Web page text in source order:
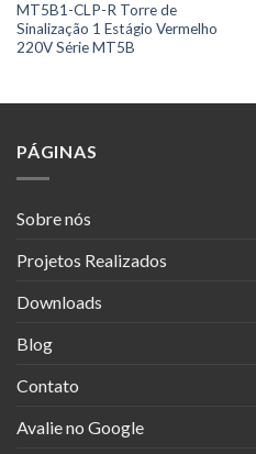
MT5B1-CLP-R Torre de
Sinalização 1 Estágio Vermelho
220V Série MT5B
PÁGINAS
Sobre nós
Projetos Realizados
Downloads
Blog
Contato
Avalie no Google